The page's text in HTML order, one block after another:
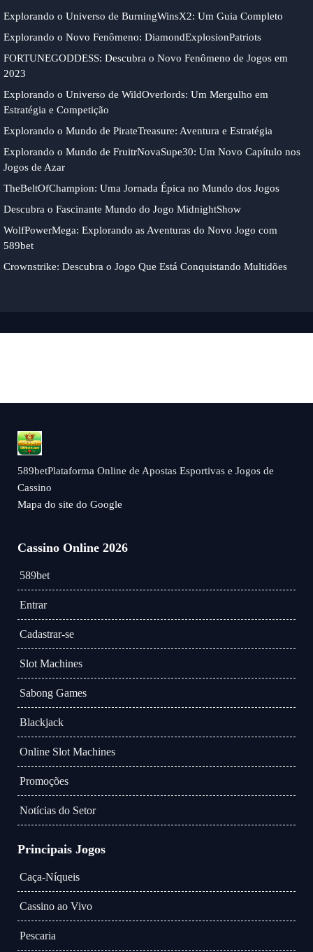
Explorando o Universo de BurningWinsX2: Um Guia Completo
Explorando o Novo Fenômeno: DiamondExplosionPatriots
FORTUNEGODDESS: Descubra o Novo Fenômeno de Jogos em
2023
Explorando o Universo de WildOverlords: Um Mergulho em
Estratégia e Competição
Explorando o Mundo de PirateTreasure: Aventura e Estratégia
Explorando o Mundo de FruitrNovaSupe30: Um Novo Capítulo nos
Jogos de Azar
TheBeltOfChampion: Uma Jornada Épica no Mundo dos Jogos
Descubra o Fascinante Mundo do Jogo MidnightShow
WolfPowerMega: Explorando as Aventuras do Novo Jogo com
589bet
Crownstrike: Descubra o Jogo Que Está Conquistando Multidões
589betPlataforma Online de Apostas Esportivas e Jogos de
Cassino
Mapa do site do Google
Cassino Online 2026
589bet
Entrar
Cadastrar-se
Slot Machines
Sabong Games
Blackjack
Online Slot Machines
Promoções
Notícias do Setor
Principais Jogos
Caça-Níqueis
Cassino ao Vivo
Pescaria